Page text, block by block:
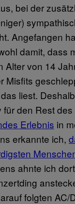
bei der
Angefangen
damit, dass
Alter von 14
Misfits
liest.
für den Rest
Erlebnis in
erkannte ich,
ahnte ich
folgten AC/